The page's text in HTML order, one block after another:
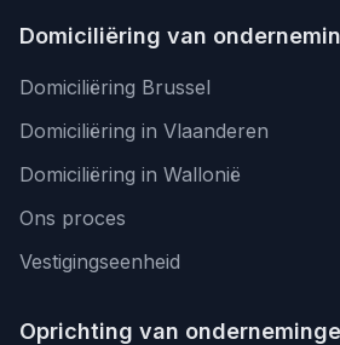
Domiciliëring van
Domiciliëring Brussel
Domiciliëring in Vlaanderen
Domiciliëring in Wallonië
Ons proces
Vestigingseenheid
Oprichting van